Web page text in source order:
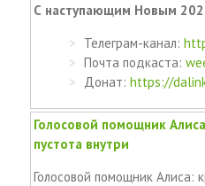
С наступающим Новым
Телеграм-канал:
Почта подкаста:
Донат: https://
Голосовой помощник
пустота внутри
Голосовой помощник Алиса: